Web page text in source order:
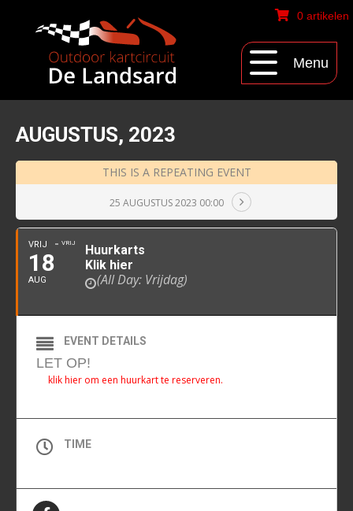
0 artikelen
Menu
AUGUSTUS, 2023
THIS IS A REPEATING EVENT
25 AUGUSTUS 2023 00:00
VRIJ
18
AUG
VRIJ
Huurkarts
Klik hier
(All Day: Vrijdag)
EVENT DETAILS
LET OP!
klik hier om een huurkart te reserveren.
TIME